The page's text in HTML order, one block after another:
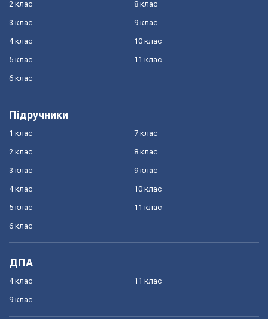
2 клас
3 клас
4 клас
5 клас
6 клас
8 клас
9 клас
10 клас
11 клас
Підручники
1 клас
2 клас
3 клас
4 клас
5 клас
6 клас
7 клас
8 клас
9 клас
10 клас
11 клас
ДПА
4 клас
9 клас
11 клас